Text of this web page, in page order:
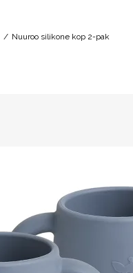
/ Nuuroo silikone kop 2-pak